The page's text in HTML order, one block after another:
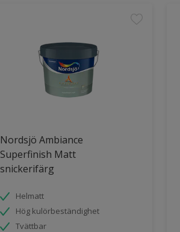
Nordsjö Ambiance
Superfinish Matt
snickerifärg
Helmatt
Hög kulörbeständighet
Tvättbar